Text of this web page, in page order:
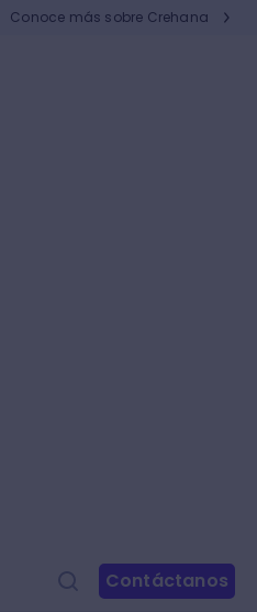
Conoce más sobre Crehana
Contáctanos